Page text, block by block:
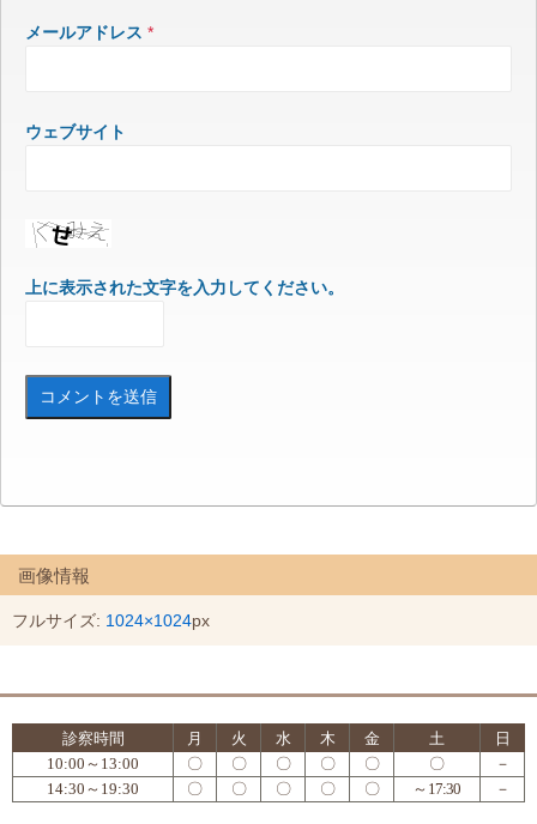
メールアドレス *
ウェブサイト
上に表示された文字を入力してください。
画像情報
フルサイズ: 1024×1024px
診察時間 月 火 水 木 金 土
日
10:00～13:00
〇 〇 〇 〇 〇 〇
－
14:30～19:30
〇 〇 〇 〇 〇 ～17:30 －